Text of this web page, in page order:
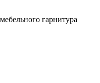
гарнитура